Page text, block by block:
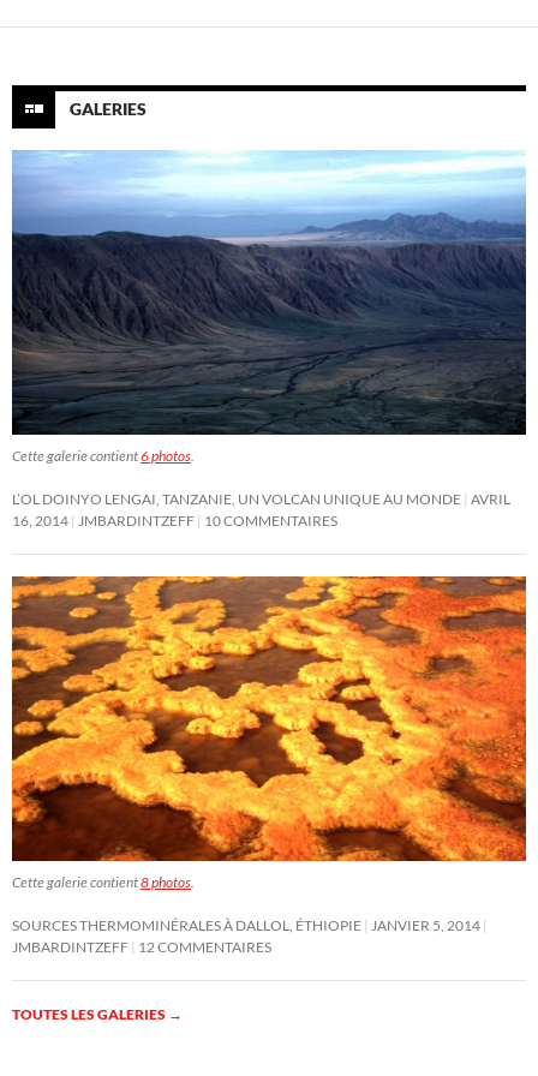
GALERIES
Cette galerie contient6 photos.
L’OL DOINYO LENGAI, TANZANIE, UN VOLCAN UNIQUE AU MONDE AVRIL
16, 2014 JMBARDINTZEFF 10 COMMENTAIRES
Cette galerie contient8 photos.
SOURCES THERMOMINÉRALES À DALLOL, ÉTHIOPIE JANVIER 5, 2014
JMBARDINTZEFF 12 COMMENTAIRES
TOUTES LES GALERIES →